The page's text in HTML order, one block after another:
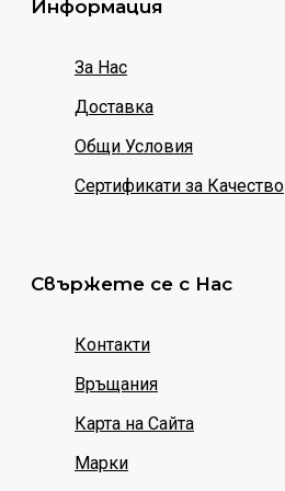
Информация
За Нас
Доставка
Общи Условия
Сертификати за Качество
Свържете се с Нас
Контакти
Връщания
Карта на Сайта
Марки